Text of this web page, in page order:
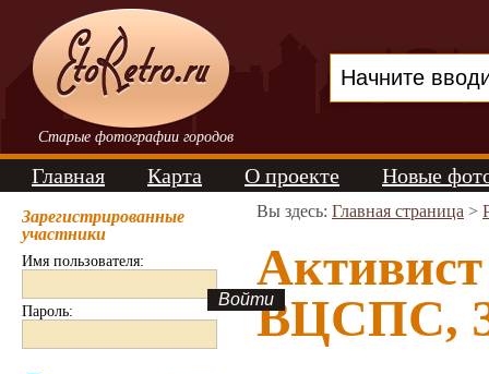
Старые фотографии городов
Главная Карта О проекте Новые
Зарегистрированные
участники
Имя пользователя:
Пароль:
Вы здесь: Главная страница >
ВЦСПС,